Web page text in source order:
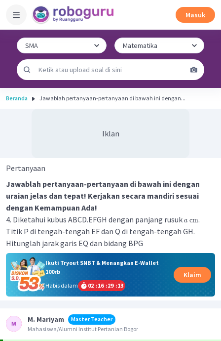
Masuk
Beranda Jawablah pertanyaan-pertanyaan di bawah ini dengan...
Iklan
Pertanyaan
Jawablah pertanyaan-pertanyaan di bawah ini dengan
uraian jelas dan tepat! Kerjakan secara mandiri sesuai
dengan Kemampuan Ada!
4. Diketahui kubus ABCD.EFGH dengan panjang rusuk a cm.
Titik P di tengah-tengah EF dan Q di tengah-tengah GH.
Hitunglah jarak garis EQ dan bidang BPG
Ikuti Tryout SNBT & Menangkan E-Wallet
100rb
Habis dalam
02 :16 :29 :13
Klaim
M. Mariyam
Master Teacher
Mahasiswa/Alumni Institut Pertanian Bogor